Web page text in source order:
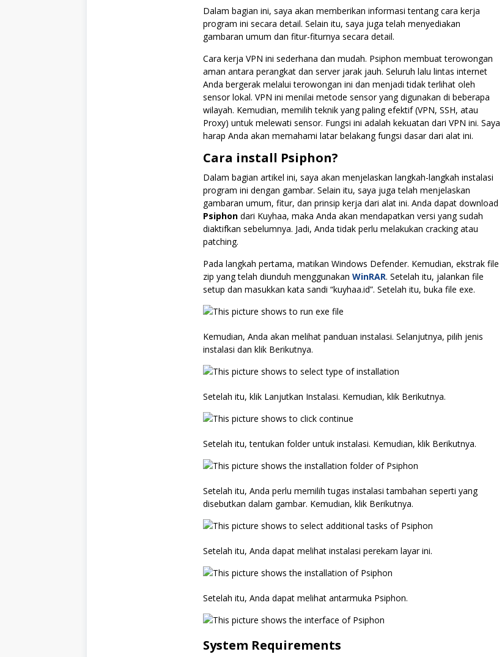
Dalam bagian ini, saya akan memberikan informasi tentang cara kerja
program ini secara detail. Selain itu, saya juga telah menyediakan
gambaran umum dan fitur-fiturnya secara detail.
Cara kerja VPN ini sederhana dan mudah. Psiphon membuat terowongan
aman antara perangkat dan server jarak jauh. Seluruh lalu lintas internet
Anda bergerak melalui terowongan ini dan menjadi tidak terlihat oleh
sensor lokal. VPN ini menilai metode sensor yang digunakan di beberapa
wilayah. Kemudian, memilih teknik yang paling efektif (VPN, SSH, atau
Proxy) untuk melewati sensor. Fungsi ini adalah kekuatan dari VPN ini. Saya
harap Anda akan memahami latar belakang fungsi dasar dari alat ini.
Cara install Psiphon?
Dalam bagian artikel ini, saya akan menjelaskan langkah-langkah instalasi
program ini dengan gambar. Selain itu, saya juga telah menjelaskan
gambaran umum, fitur, dan prinsip kerja dari alat ini. Anda dapat download
Psiphon dari Kuyhaa, maka Anda akan mendapatkan versi yang sudah
diaktifkan sebelumnya. Jadi, Anda tidak perlu melakukan cracking atau
patching.
Pada langkah pertama, matikan Windows Defender. Kemudian, ekstrak file
zip yang telah diunduh menggunakan WinRAR. Setelah itu, jalankan file
setup dan masukkan kata sandi “kuyhaa.id”. Setelah itu, buka file exe.
Kemudian, Anda akan melihat panduan instalasi. Selanjutnya, pilih jenis
instalasi dan klik Berikutnya.
Setelah itu, klik Lanjutkan Instalasi. Kemudian, klik Berikutnya.
Setelah itu, tentukan folder untuk instalasi. Kemudian, klik Berikutnya.
Setelah itu, Anda perlu memilih tugas instalasi tambahan seperti yang
disebutkan dalam gambar. Kemudian, klik Berikutnya.
Setelah itu, Anda dapat melihat instalasi perekam layar ini.
Setelah itu, Anda dapat melihat antarmuka Psiphon.
System Requirements